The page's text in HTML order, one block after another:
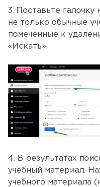
3. Поставьте галочку
не только обычные
помеченные к
«Искать».
4. В результатах
учебный материал.
учебного материала